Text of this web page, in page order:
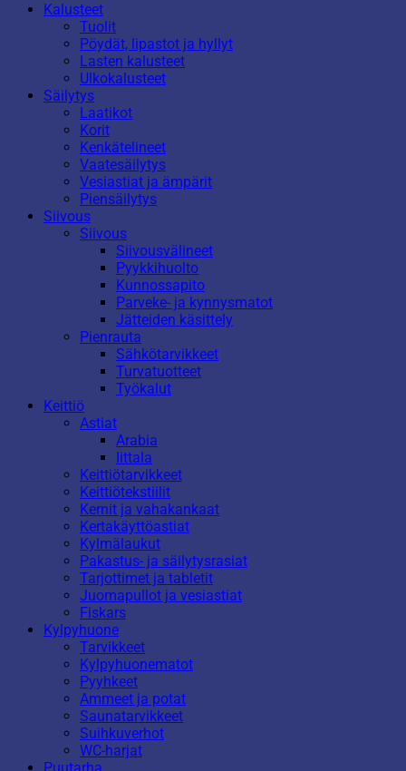
Kalusteet
Tuolit
Pöydät, lipastot ja hyllyt
Lasten kalusteet
Ulkokalusteet
Säilytys
Laatikot
Korit
Kenkätelineet
Vaatesäilytys
Vesiastiat ja ämpärit
Piensäilytys
Siivous
Siivous
Siivousvälineet
Pyykkihuolto
Kunnossapito
Parveke- ja kynnysmatot
Jätteiden käsittely
Pienrauta
Sähkötarvikkeet
Turvatuotteet
Työkalut
Keittiö
Astiat
Arabia
Iittala
Keittiötarvikkeet
Keittiötekstiilit
Kernit ja vahakankaat
Kertakäyttöastiat
Kylmälaukut
Pakastus- ja säilytysrasiat
Tarjottimet ja tabletit
Juomapullot ja vesiastiat
Fiskars
Kylpyhuone
Tarvikkeet
Kylpyhuonematot
Pyyhkeet
Ammeet ja potat
Saunatarvikkeet
Suihkuverhot
WC-harjat